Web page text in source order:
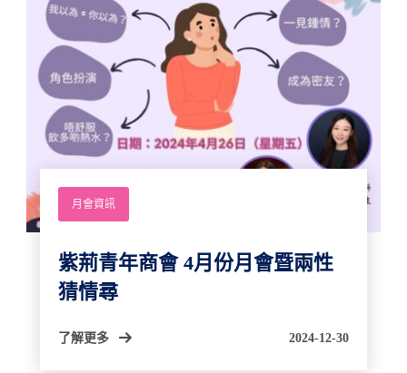
月會資訊
紫荊青年商會 4月份月會暨兩性
猜情尋
了解更多 2024-12-30